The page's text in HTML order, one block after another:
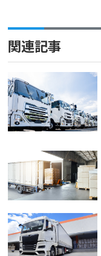
関連記事